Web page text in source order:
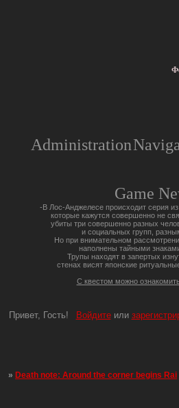
Administration
Game
-В Лос-Анджелесе происходит серия из
которые кажутся совершенно не
убиты три совершенно разных
и социальных групп,
Но при внимательном
наполнены тайными
Трупы находят в запертых
стенах висят японские
С квестом можно
Привет, Гость! Войдитеили
»Death note: Around the corner begins Rai